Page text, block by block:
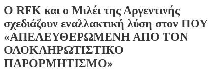
Ο RFK και ο Μιλέι της Αργεντινής
σχεδιάζουν εναλλακτική λύση στον ΠΟΥ
«ΑΠΕΛΕΥΘΕΡΩΜΕΝΗ ΑΠΟ ΤΟΝ
ΟΛΟΚΛΗΡΩΤΙΣΤΙΚΟ
ΠΑΡΟΡΜΗΤΙΣΜΟ»